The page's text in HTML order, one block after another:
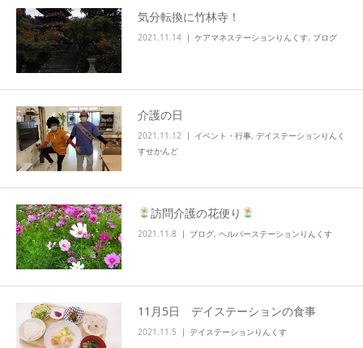
気分転換に竹林寺！
2021.11.14 ケアマネステーションりんくす, ブログ
介護の日
2021.11.12 イベント・行事, デイステーションりんく
すせかんど
訪問介護の花便り
2021.11.8 ブログ, ヘルパーステーションりんくす
11月5日 デイステーションの食事
2021.11.5 デイステーションりんくす